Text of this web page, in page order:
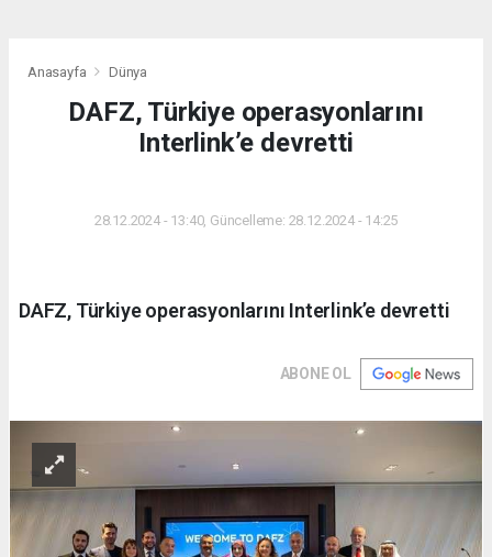
Anasayfa Dünya
DAFZ, Türkiye operasyonlarını
Interlink’e devretti
28.12.2024 - 13:40, Güncelleme: 28.12.2024 - 14:25
DAFZ, Türkiye operasyonlarını Interlink’e devretti
ABONE OL